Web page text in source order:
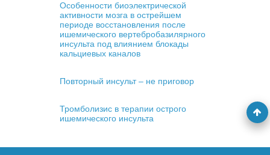
Особенности биоэлектрической
активности мозга в острейшем
периоде восстановления после
ишемического вертебробазилярного
инсульта под влиянием блокады
кальциевых каналов
Повторный инсульт – не приговор
Тромболизис в терапии острого
ишемического инсульта